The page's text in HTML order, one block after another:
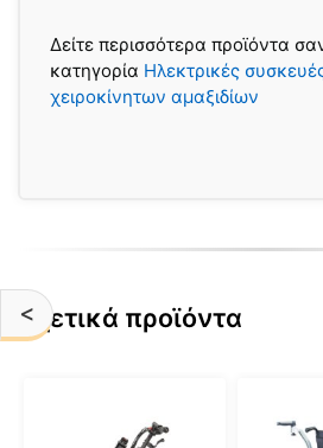
<
Δείτε περισσότερα προϊόντα
κατηγορία Ηλεκτρικές
χειροκίνητων αμαξιδίων
Σχετικά προϊόντα